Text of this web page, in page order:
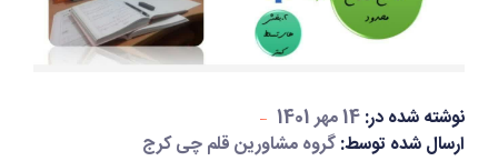
نوشته شده در:14 مهر 1401
ارسال شده توسط:گروه مشاورین قلم چی کرج